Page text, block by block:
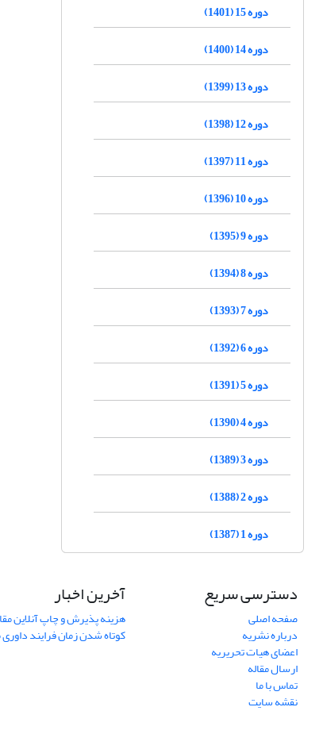
دوره 15 (1401)
دوره 14 (1400)
دوره 13 (1399)
دوره 12 (1398)
دوره 11 (1397)
دوره 10 (1396)
دوره 9 (1395)
دوره 8 (1394)
دوره 7 (1393)
دوره 6 (1392)
دوره 5 (1391)
دوره 4 (1390)
دوره 3 (1389)
دوره 2 (1388)
دوره 1 (1387)
دسترسی سریع
صفحه اصلی
درباره نشریه
اعضای هیات تحریریه
ارسال مقاله
تماس با ما
نقشه سایت
آخرین اخبار
هزینه پذیرش و چاپ آنلاین
کوتاه شدن زمان فرایند داوری